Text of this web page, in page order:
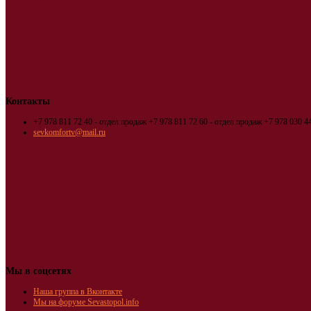
Контакты
+7 978 811 72 40 - отдел продаж +7 978 811 72 60 - отдел продаж +7 978 030
sevkomfortv@mail.ru
Мы в соцсетях
Наша группа в Вконтакте
Мы на форуме Sevastopol.info